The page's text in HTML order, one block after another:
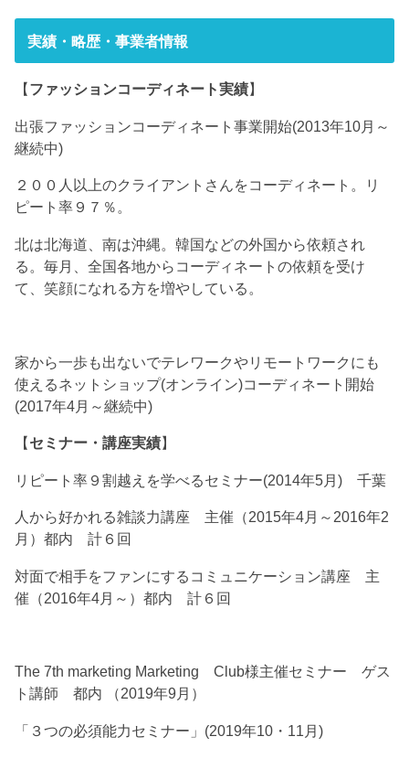
実績・略歴・事業者情報
【 ファッションコーディネート実績】
出張ファッションコーディネート事業開始(2013年10月～
継続中)
２００人以上のクライアントさんをコーディネート。リ
ピート率９７％。
北は北海道、南は沖縄。韓国などの外国から依頼され
る。毎月、全国各地からコーディネートの依頼を受け
て、笑顔になれる方を増やしている。
家から一歩も出ないでテレワークやリモートワークにも
使えるネットショップ(オンライン)コーディネート開始
(2017年4月～継続中)
【セミナー・講座実績】
リピート率９割越えを学べるセミナー(2014年5月) 千葉
人から好かれる雑談力講座 主催（2015年4月～2016年2
月）都内 計６回
対面で相手をファンにするコミュニケーション講座 主
催（2016年4月～）都内 計６回
The 7th marketing Marketing Club様主催セミナー ゲス
ト講師 都内 （2019年9月）
「３つの必須能力セミナー」(2019年10・11月)